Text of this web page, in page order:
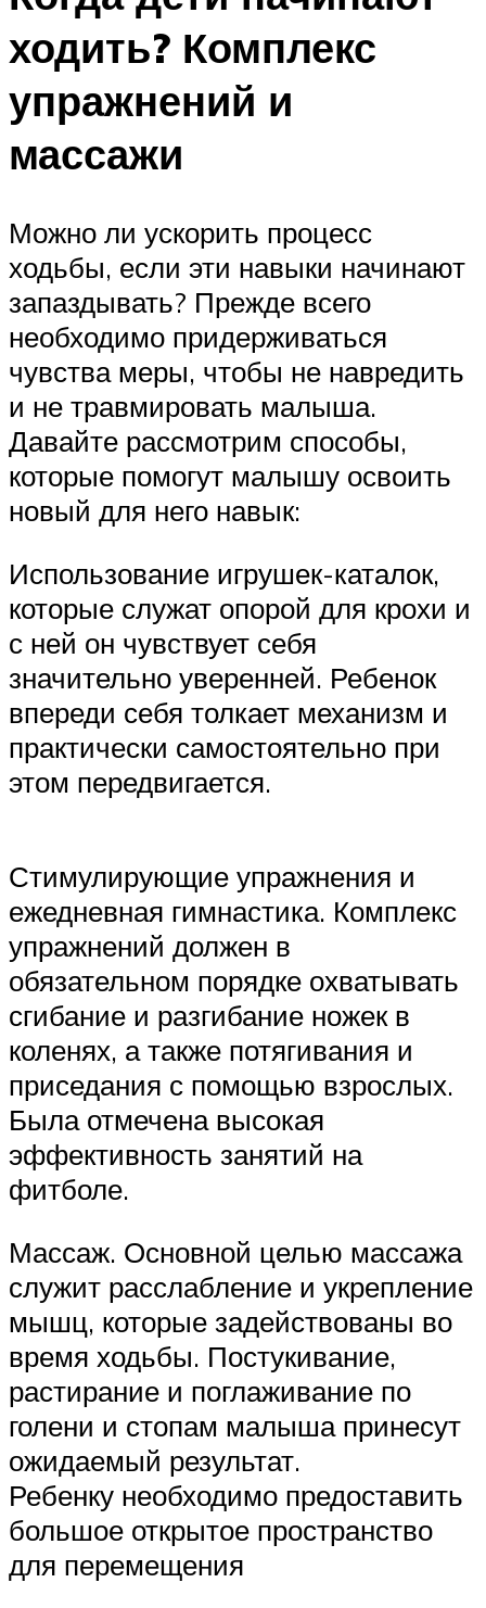
ходить? Комплекс
упражнений и
массажи
Можно ли ускорить процесс
ходьбы, если эти навыки начинают
запаздывать? Прежде всего
необходимо придерживаться
чувства меры, чтобы не навредить
и не травмировать малыша.
Давайте рассмотрим способы,
которые помогут малышу освоить
новый для него навык:
Использование игрушек-каталок,
которые служат опорой для крохи и
с ней он чувствует себя
значительно уверенней. Ребенок
впереди себя толкает механизм и
практически самостоятельно при
этом передвигается.
Стимулирующие упражнения и
ежедневная гимнастика. Комплекс
упражнений должен в
обязательном порядке охватывать
сгибание и разгибание ножек в
коленях, а также потягивания и
приседания с помощью взрослых.
Была отмечена высокая
эффективность занятий на
фитболе.
Массаж. Основной целью массажа
служит расслабление и укрепление
мышц, которые задействованы во
время ходьбы. Постукивание,
растирание и поглаживание по
голени и стопам малыша принесут
ожидаемый результат.
Ребенку необходимо предоставить
большое открытое пространство
для перемещения